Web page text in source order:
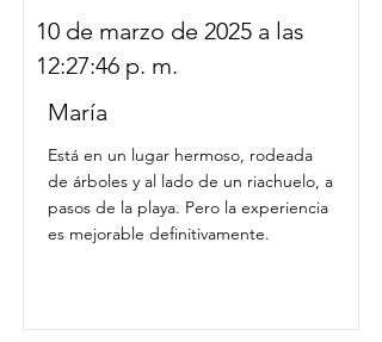
10 de marzo de 2025 a las
12:27:46 p. m.
María
Está en un lugar hermoso, rodeada
de árboles y al lado de un riachuelo, a
pasos de la playa. Pero la experiencia
es mejorable definitivamente.